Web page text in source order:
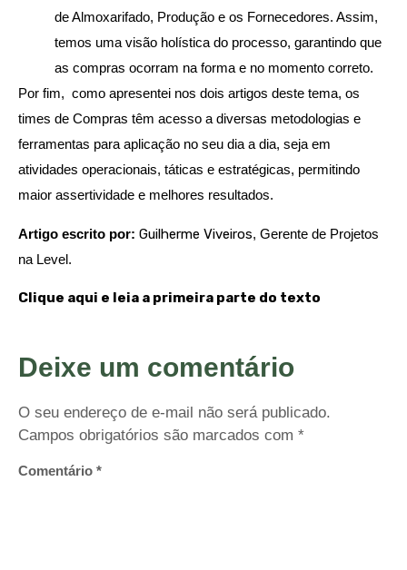
de Almoxarifado, Produção e os Fornecedores. Assim,
temos uma visão holística do processo, garantindo que
as compras ocorram na forma e no momento correto.
Por fim, como apresentei nos dois artigos deste tema, os
times de Compras têm acesso a diversas metodologias e
ferramentas para aplicação no seu dia a dia, seja em
atividades operacionais, táticas e estratégicas, permitindo
maior assertividade e melhores resultados.
Artigo escrito por: Guilherme Viveiros, Gerente de Projetos
na Level.
Clique aqui e leia a primeira parte do texto
Deixe um comentário
O seu endereço de e-mail não será publicado.
Campos obrigatórios são marcados com *
Comentário *